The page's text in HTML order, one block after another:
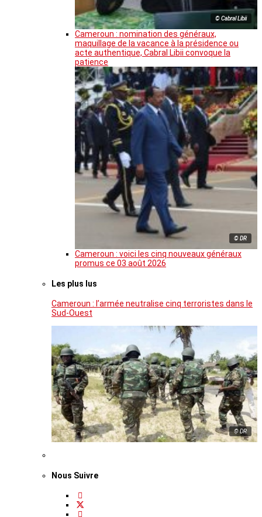
© Cabral Libii
Cameroun : nomination des généraux,
maquillage de la vacance à la présidence ou
acte authentique, Cabral Libii convoque la
patience
© DR
Cameroun : voici les cinq nouveaux généraux
promus ce 03 août 2026
Les plus lus
Cameroun : l’armée neutralise cinq terroristes dans le
Sud-Ouest
© DR
Nous Suivre